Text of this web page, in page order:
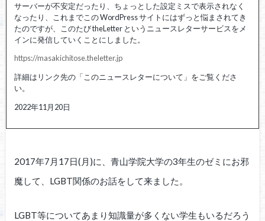
サーバーが不安定だったり、ちょっとした設定ミスで表示されなく
なったり、これまでこの WordPress サイトにはずっと悩まされてき
たのですが、このたび theLetter というニュースレターサービスをメ
インに発信していくことにしました。
https://masakichitose.theletter.jp
詳細はリンク先の「このニュースレターについて」をご覧くださ
い。
2022年11月20日
2017年7月17日(月)に、青山学院大学の3年生のゼミにお邪
魔して、LGBT関係のお話をして来ました。
LGBT等についてあまり知識量が多くない学生もいるだろう